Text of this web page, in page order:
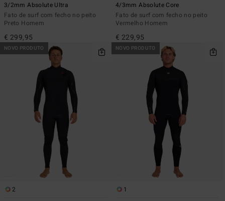
3/2mm Absolute Ultra
Fato de surf com fecho no peito
Preto Homem
€ 299,95
4/3mm Absolute Core
Fato de surf com fecho no peito
Vermelho Homem
€ 229,95
NOVO PRODUTO
2
NOVO PRODUTO
1